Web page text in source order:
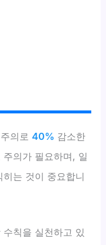
주의로40% 감소한
의가 필요하며, 일
는 것이 중요합니
칙을 실천하고 있